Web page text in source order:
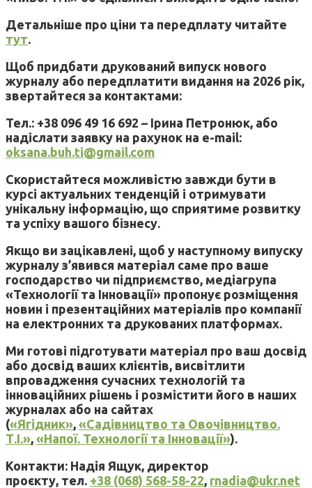
Детальніше про ціни та передплату читайте
тут.
Щоб придбати друкований випуск нового
журналу або передплатити видання на 2026 рік,
звертайтеся за контактами:
Тел.: +38 096 49 16 692 – Ірина Петронюк, або
надіслати заявку на рахунок на e-mail:
oksana.buh.ti@gmail.com
Скористайтеся можливістю завжди бути в
курсі актуальних тенденцій і отримувати
унікальну інформацію, що сприятиме розвитку
та успіху вашого бізнесу.
Якщо ви зацікавлені, щоб у наступному випуску
журналу з’явився матеріал саме про ваше
господарство чи підприємство, медіагрупа
«Технології та Інновації» пропонує розміщення
новин і презентаційних матеріалів про компанії
на електронних та друкованих платформах.
Ми готові підготувати матеріал про ваш досвід
або досвід ваших клієнтів, висвітлити
впровадження сучасних технологій та
інноваційних рішень і розмістити його в наших
журналах або на сайтах
(«Ягідник», «Садівництво та Овочівництво.
Т.І.», «Напої. Технології та Інновації»).
Контакти: Надія Ящук, директор
проєкту, тел. +38 (068) 568-58-22, rnadia@ukr.net